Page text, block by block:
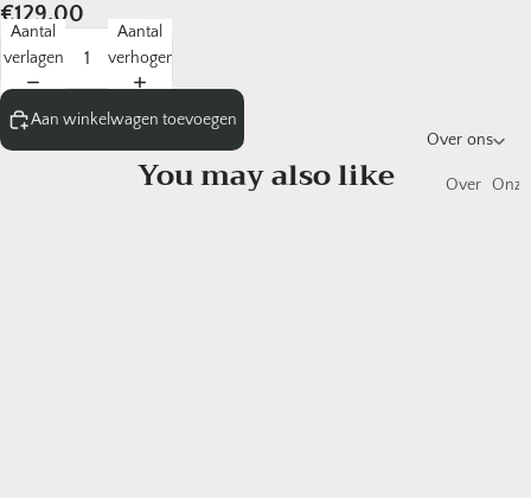
Over ons
Over Onze
€129,00
Aantal
verlagen
Aantal
verhogen
Aan winkelwagen toevoegen
You may also like